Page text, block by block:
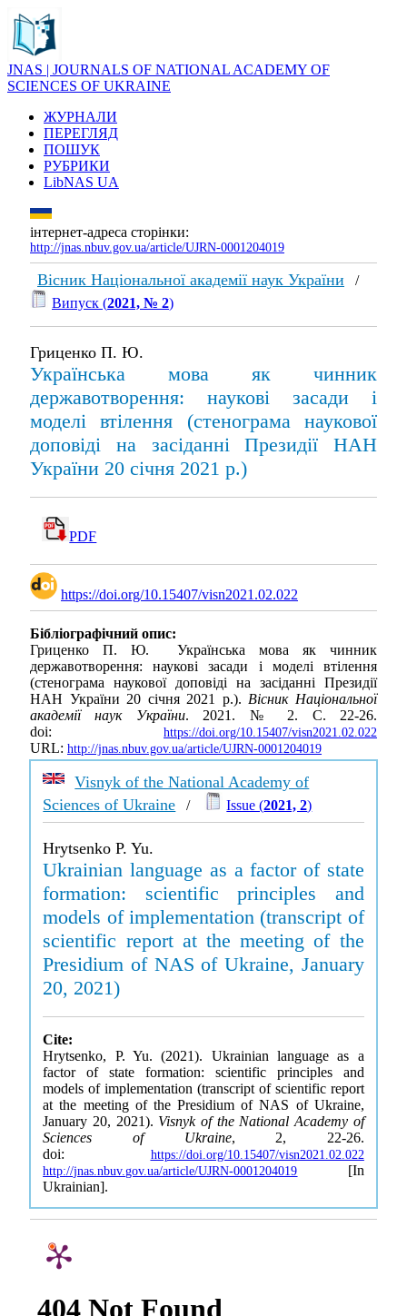
JNAS | JOURNALS OF NATIONAL ACADEMY OF
SCIENCES OF UKRAINE
ЖУРНАЛИ
ПЕРЕГЛЯД
ПОШУК
РУБРИКИ
LibNAS UA
інтернет-адреса сторінки:
http://jnas.nbuv.gov.ua/article/UJRN-0001204019
Вісник Національної академії наук України /
Випуск (2021, № 2)
Гриценко П. Ю.
Українська мова як чинник
державотворення: наукові засади і
моделі втілення (стенограма наукової
доповіді на засіданні Президії НАН
України 20 січня 2021 р.)
PDF
https://doi.org/10.15407/visn2021.02.022
Бібліографічний опис:
Гриценко П. Ю. Українська мова як чинник
державотворення: наукові засади і моделі втілення
(стенограма наукової доповіді на засіданні Президії
НАН України 20 січня 2021 р.).Вісник Національної
академії наук України. 2021. № 2. С. 22-26.
doi: https://doi.org/10.15407/visn2021.02.022
URL: http://jnas.nbuv.gov.ua/article/UJRN-0001204019
Visnyk of the National Academy of
Sciences of Ukraine / Issue (2021, 2)
Hrytsenko P. Yu.
Ukrainian language as a factor of state
formation: scientific principles and
models of implementation (transcript of
scientific report at the meeting of the
Presidium of NAS of Ukraine, January
20, 2021)
Cite:
Hrytsenko, P. Yu. (2021). Ukrainian language as a
factor of state formation: scientific principles and
models of implementation (transcript of scientific report
at the meeting of the Presidium of NAS of Ukraine,
January 20, 2021). Visnyk of the National Academy of
Sciences of Ukraine, 2, 22-26.
doi: https://doi.org/10.15407/visn2021.02.022
http://jnas.nbuv.gov.ua/article/UJRN-0001204019 [In
Ukrainian].